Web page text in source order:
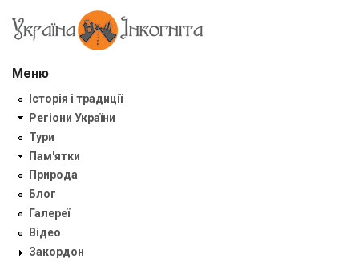
Меню
Історія і традиції
Регіони України
Тури
Пам'ятки
Природа
Блог
Галереї
Відео
Закордон